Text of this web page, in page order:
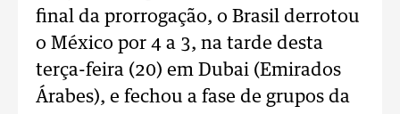
final da prorrogação, o Brasil derrotou
o México por 4 a 3, na tarde desta
terça-feira (20) em Dubai (Emirados
Árabes), e fechou a fase de grupos da